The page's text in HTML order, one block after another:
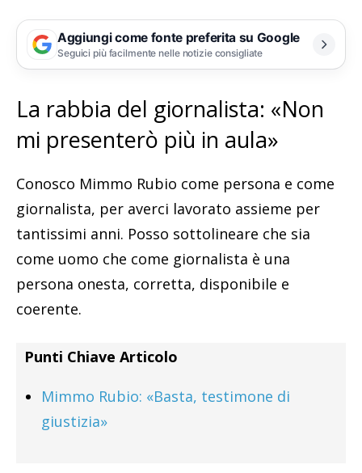
Aggiungi come fonte preferita su Google
Seguici più facilmente nelle notizie consigliate
La rabbia del giornalista: «Non
mi presenterò più in aula»
Conosco Mimmo Rubio come persona e come
giornalista, per averci lavorato assieme per
tantissimi anni. Posso sottolineare che sia
come uomo che come giornalista è una
persona onesta, corretta, disponibile e
coerente.
Punti Chiave Articolo
Mimmo Rubio: «Basta, testimone di
giustizia»